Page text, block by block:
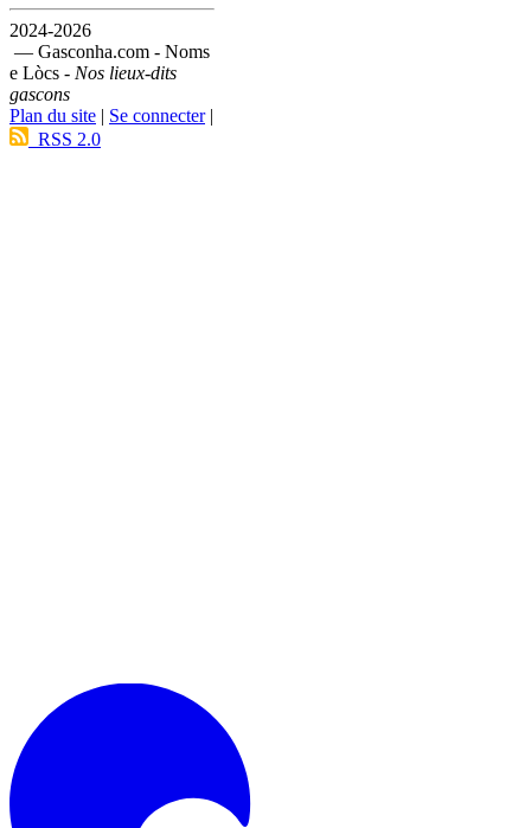
2024-2026
— Gasconha.com - Noms
e Lòcs - Nos lieux-dits
gascons
Plan du site | Se connecter|
RSS 2.0